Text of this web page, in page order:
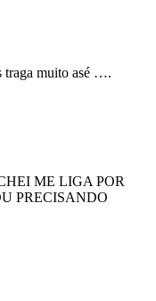
traga muito asé ….
ME LIGA POR
PRECISANDO